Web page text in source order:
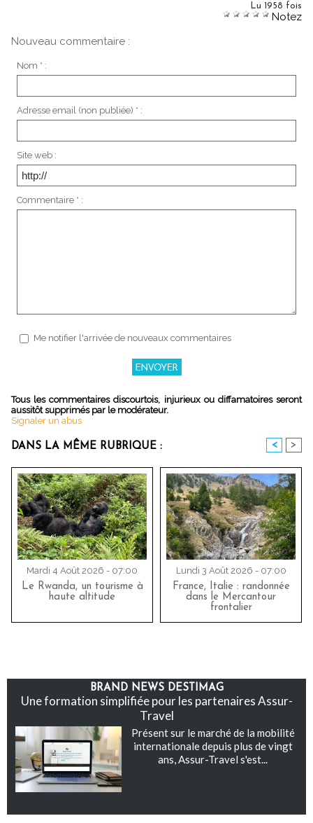
Lu 1958 fois
Notez
Nouveau commentaire :
Nom * :
Adresse email (non publiée) * :
Site web :
Commentaire * :
Me notifier l'arrivée de nouveaux commentaires
Tous les commentaires discourtois, injurieux ou diffamatoires seront
aussitôt supprimés par le modérateur.
Signaler un abus
DANS LA MÊME RUBRIQUE : < >
Mardi 4 Août 2026 - 07:00
Le Rwanda, un tourisme à
haute altitude
Lundi 3 Août 2026 - 07:00
France, Italie : randonnée
dans le Mercantour
frontalier
BRAND NEWS DESTIMAG
Une formation simplifiée pour les partenaires Assur-
Travel
Présent sur le marché de la mobilité
internationale depuis plus de vingt
ans, Assur-Travel s'est...